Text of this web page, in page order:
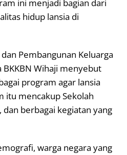
ini menjadi bagian dari
hidup lansia di
Pembangunan Keluarga
Wihaji menyebut
program agar lansia
itu mencakup Sekolah
dan berbagai kegiatan yang
warga negara yang